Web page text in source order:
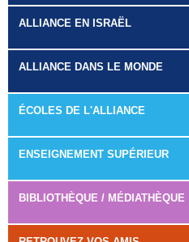
ALLIANCE EN ISRAËL
ALLIANCE DANS LE MONDE
ÉCOLES DE L'ALLIANCE
ENSEIGNEMENT SUPÉRIEUR
BIBLIOTHÈQUE / MÉDIATHÈQUE